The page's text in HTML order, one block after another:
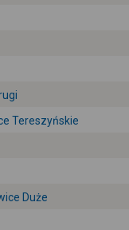
Tereszyńskie
Duże